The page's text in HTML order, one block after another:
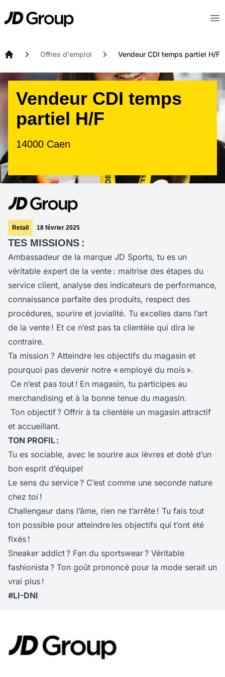
JD
Offres d'emploi Vendeur CDI temps partiel H/F
Vendeur CDI temps
partiel H/F
14000 Caen
Retail 18 février 2025
TES MISSIONS :
Ambassadeur de la marque JD Sports, tu es un
véritable expert de la vente : maitrise des étapes du
service client, analyse des indicateurs de performance,
connaissance parfaite des produits, respect des
procédures, sourire et jovialité. Tu excelles dans l’art
de la vente ! Et ce n’est pas ta clientèle qui dira le
contraire.
Ta mission ? Atteindre les objectifs du magasin et
pourquoi pas devenir notre « employé du mois ».
Ce n’est pas tout ! En magasin, tu participes au
merchandising et à la bonne tenue du magasin.
Ton objectif ? Offrir à ta clientèle un magasin attractif
et accueillant.
TON PROFIL :
Tu es sociable, avec le sourire aux lèvres et doté d’un
bon esprit d’équipe!
Le sens du service ? C’est comme une seconde nature
chez toi !
Challengeur dans l’âme, rien ne t’arrête ! Tu fais tout
ton possible pour atteindre les objectifs qui t’ont été
fixés !
Sneaker addict ? Fan du sportswear ? Véritable
fashionista ? Ton goût prononcé pour la mode serait un
vrai plus !
#LI-DNI